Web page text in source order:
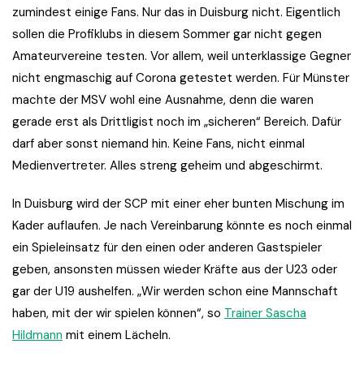
zumindest einige Fans. Nur das in Duisburg nicht. Eigentlich
sollen die Profiklubs in diesem Sommer gar nicht gegen
Amateurvereine testen. Vor allem, weil unterklassige Gegner
nicht engmaschig auf Corona getestet werden. Für Münster
machte der MSV wohl eine Ausnahme, denn die waren
gerade erst als Drittligist noch im „sicheren“ Bereich. Dafür
darf aber sonst niemand hin. Keine Fans, nicht einmal
Medienvertreter. Alles streng geheim und abgeschirmt.
In Duisburg wird der SCP mit einer eher bunten Mischung im
Kader auflaufen. Je nach Vereinbarung könnte es noch einmal
ein Spieleinsatz für den einen oder anderen Gastspieler
geben, ansonsten müssen wieder Kräfte aus der U23 oder
gar der U19 aushelfen. „Wir werden schon eine Mannschaft
haben, mit der wir spielen können“, so Trainer Sascha
Hildmann mit einem Lächeln.